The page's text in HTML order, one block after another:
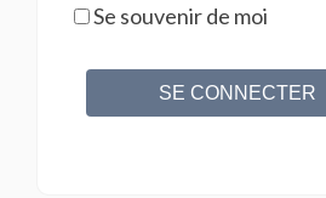
Se souvenir de moi